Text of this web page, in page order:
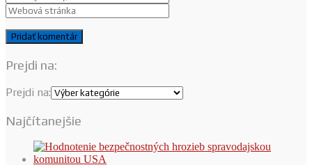
Prejdi na:
Prejdi na:
Najčítanejšie